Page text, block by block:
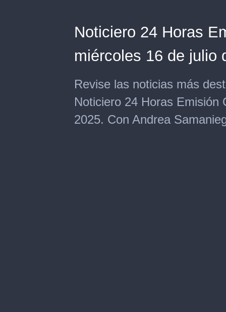
Noticiero 24 Horas
miércoles 16 de julio
Revise las noticias más
Noticiero 24 Horas Emisión
2025. Con Andrea